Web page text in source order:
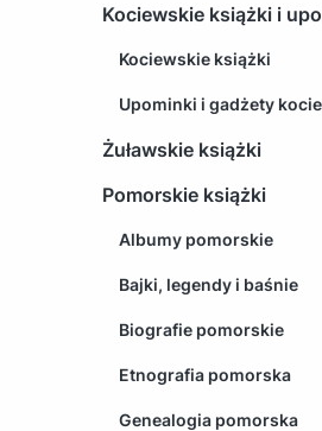
Kociewskie książki i
Kociewskie książki
Upominki i gadżety
Żuławskie książki
Pomorskie książki
Albumy pomorskie
Bajki, legendy i baśnie
Biografie pomorskie
Etnografia pomorska
Genealogia pomorska